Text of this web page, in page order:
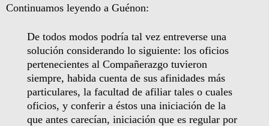
Continuamos leyendo a Guénon:
De todos modos podría tal vez entreverse una
solución considerando lo siguiente: los oficios
pertenecientes al Compañerazgo tuvieron
siempre, habida cuenta de sus afinidades más
particulares, la facultad de afiliar tales o cuales
oficios, y conferir a éstos una iniciación de la
que antes carecían, iniciación que es regular por